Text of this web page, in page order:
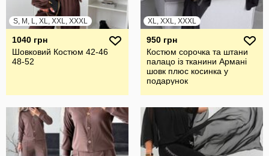
S, M, L, XL, XXL, XXXL
1040 грн
Шовковий Костюм 42-46
48-52
XL, XXL, XXXL
950 грн
Костюм сорочка та штани
палацо із тканини Армані
шовк плюс косинка у
подарунок